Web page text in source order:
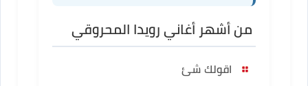
من أشهر أغاني رويدا المحروقي
اقولك شئ